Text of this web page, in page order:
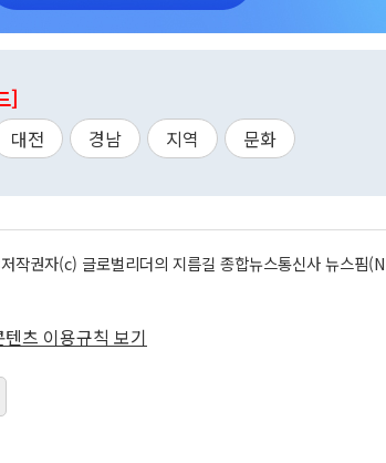
]
대전 경남 지역 문화
작권자(c) 글로벌리더의 지름길 종합뉴스통신사 뉴스
츠 이용규칙 보기